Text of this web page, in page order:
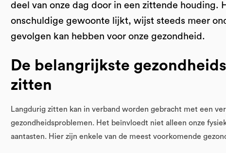
deel van onze dag door in een zittende houding.
onschuldige gewoonte lijkt, wijst steeds meer
gevolgen kan hebben voor onze gezondheid.
De belangrijkste
zitten
Langdurig zitten kan in verband worden gebracht met een
gezondheidsproblemen. Het beïnvloedt niet alleen onze
aantasten. Hier zijn enkele van de meest voorkomende